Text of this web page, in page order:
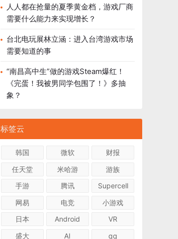
人人都在抢量的夏季黄金档，游戏厂商
需要什么能力来实现增长？
台北电玩展林立涵：进入台湾游戏市场
需要知道的事
“南昌高中生”做的游戏Steam爆红！
《完蛋！我被男同学包围了！》多抽
象？
标签云
韩国 微软
财报
任天堂
米哈游
游族
手游
腾讯
Supercell
网易
电竞
小游戏
日本
Android
VR
盛大
AI qq